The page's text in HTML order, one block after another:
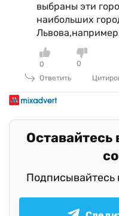
выбраны эти
наибольших
0
0
Ответить
Оставайтесь
Подписывайтесь